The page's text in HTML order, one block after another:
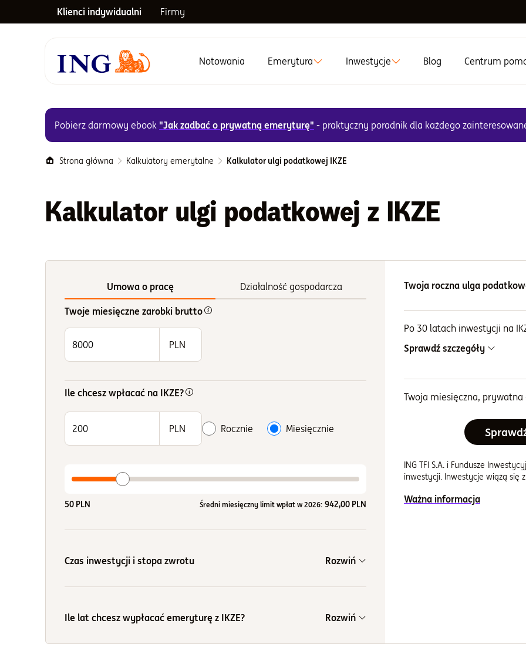
Klienci indywidualni Firmy
Menu główne
Notowania Emerytura Inwestycje Blog Centrum
Pobierz darmowy ebook "Jak zadbać o prywatną emeryturę" - praktyczny poradnik dla każdego
Strona główna Kalkulatory emerytalne Kalkulator ulgi podatkowej IKZE
Kalkulator ulgi podatkowej z IKZE
Umowa o pracę Działalność gospodarcza
Twoje miesięczne zarobki brutto
PLN
Ile chcesz wpłacać na IKZE?
PLN Rocznie Miesięcznie
50 PLN Średni miesięczny limit wpłat w 2026: 942,00 PLN
Czas inwestycji i stopa zwrotu
Rozwiń
Ile masz lat?
Chcesz wpłacać do:
Ile lat chcesz wypłacać emeryturę z IKZE? Rozwiń
Twoja roczna ulga
Po 30 latach inwestycji na
Sprawdź szczegóły
Łączna kwota wpłacona w
Wykres liniowy z 2 liniami.
Wykres pokazuje historię
Wykres ma 1 oś X
Twoja miesięczna, prywatna
ING TFI S.A. i Fundusze
inwestycji. Inwestycje wiążą się
Ważna informacja